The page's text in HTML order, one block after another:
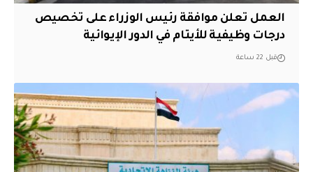
العمل تعلن موافقة رئيس الوزراء على تخصيص
درجات وظيفية للأيتام في الدور الإيوائية
قبل 22 ساعة